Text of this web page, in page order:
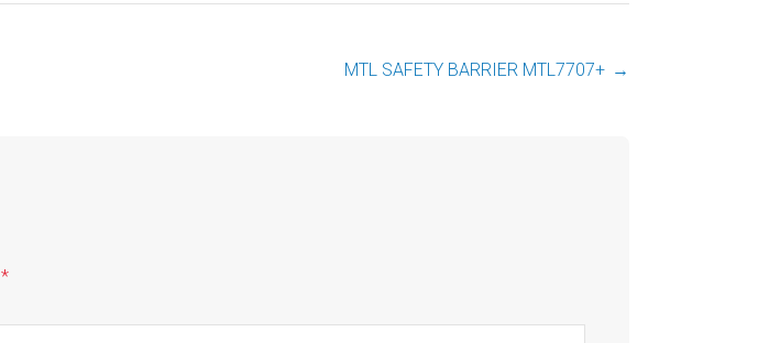
MTL SAFETY BARRIER MTL7707+ →
*